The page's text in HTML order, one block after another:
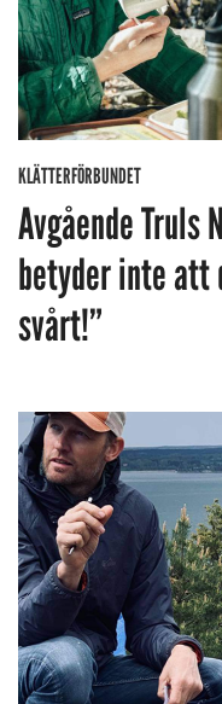
KLÄTTERFÖRBUNDET
Avgående Truls
betyder inte att
svårt!”